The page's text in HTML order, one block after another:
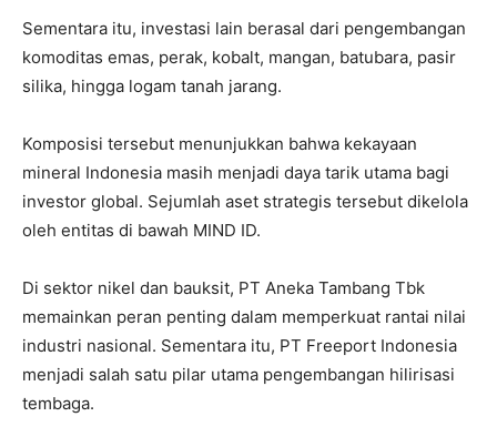
Sementara itu, investasi lain berasal dari pengembangan
komoditas emas, perak, kobalt, mangan, batubara, pasir
silika, hingga logam tanah jarang.
Komposisi tersebut menunjukkan bahwa kekayaan
mineral Indonesia masih menjadi daya tarik utama bagi
investor global. Sejumlah aset strategis tersebut dikelola
oleh entitas di bawah MIND ID.
Di sektor nikel dan bauksit, PT Aneka Tambang Tbk
memainkan peran penting dalam memperkuat rantai nilai
industri nasional. Sementara itu, PT Freeport Indonesia
menjadi salah satu pilar utama pengembangan hilirisasi
tembaga.